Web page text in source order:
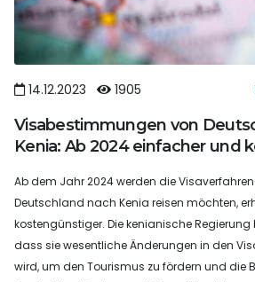
14.12.2023 1905
Visabestimmungen von
Kenia: Ab 2024 einfacher und
Ab dem Jahr 2024 werden die
Deutschland nach Kenia reisen möchten,
kostengünstiger. Die kenianische
dass sie wesentliche Änderungen in den
wird, um den Tourismus zu fördern und die